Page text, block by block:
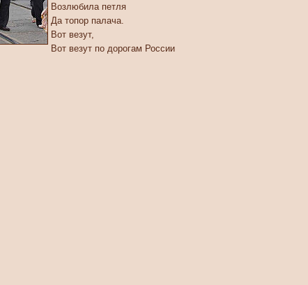
Возлюбила петля
Да топор палача.
Вот везут,
Вот везут по дорогам России